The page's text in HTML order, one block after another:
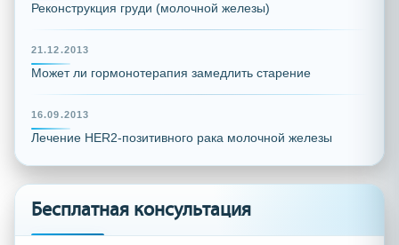
Реконструкция груди (молочной железы)
21.12.2013
Может ли гормонотерапия замедлить старение
16.09.2013
Лечение HER2-позитивного рака молочной железы
Бесплатная консультация